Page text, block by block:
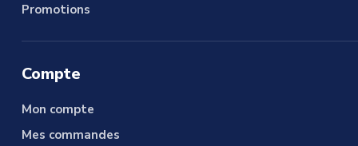
Promotions
Compte
Mon compte
Mes commandes